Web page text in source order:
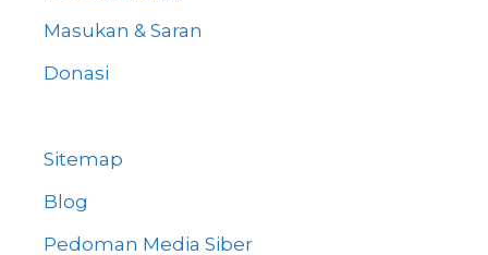
Masukan & Saran
Donasi
Sitemap
Blog
Pedoman Media Siber